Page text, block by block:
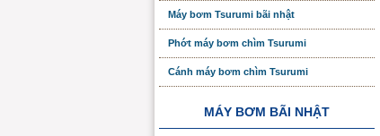
Máy bơm Tsurumi bãi nhật
Phớt máy bơm chìm Tsurumi
Cánh máy bơm chìm Tsurumi
MÁY BƠM BÃI NHẬT